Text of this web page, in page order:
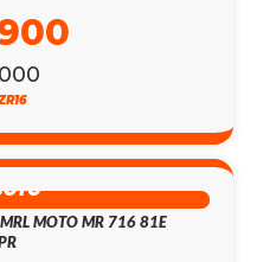
MOTO MR 716 81E